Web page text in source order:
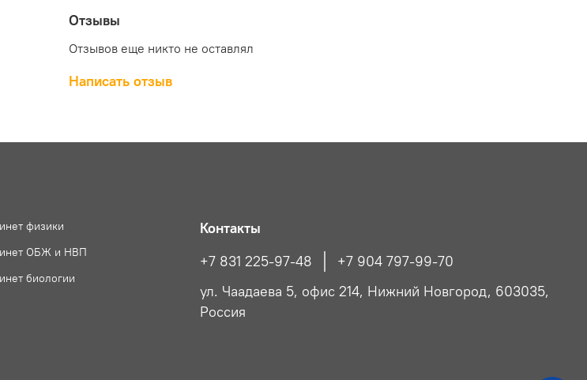
Отзывы
Отзывов еще никто не оставлял
Написать отзыв
физики
ОБЖ и НВП
биологии
Контакты
+7 831 225-97-48
+7 904 797-99-70
ул. Чаадаева 5, офис 214, Нижний Новгород, 603035,
Россия